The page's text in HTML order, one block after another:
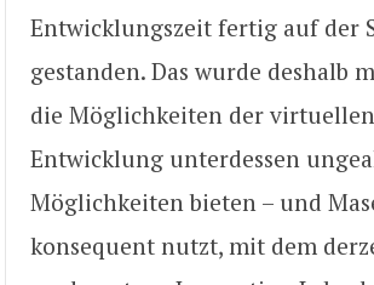
Entwicklungszeit fertig auf der
gestanden. Das wurde deshalb
die Möglichkeiten der virtuellen
Entwicklung unterdessen
Möglichkeiten bieten – und
konsequent nutzt, mit dem